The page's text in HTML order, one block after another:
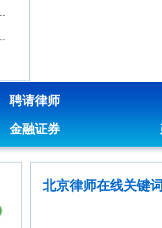
聘请律师
金融证券
北京律师在线关键词